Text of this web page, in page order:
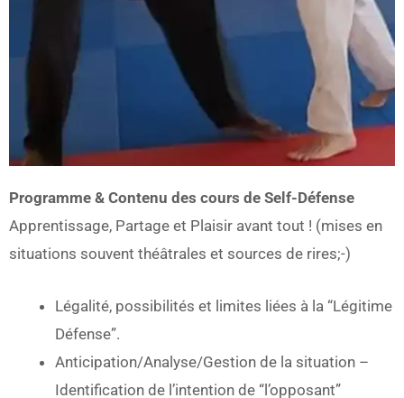
Programme & Contenu des cours de Self-Défense
Apprentissage, Partage et Plaisir avant tout ! (mises en
situations souvent théâtrales et sources de rires;-)
Légalité, possibilités et limites liées à la “Légitime
Défense”.
Anticipation/Analyse/Gestion de la situation –
Identification de l’intention de “l’opposant”